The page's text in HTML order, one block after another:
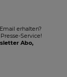
erhalten?
Service!
Abo,